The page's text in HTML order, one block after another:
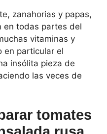
zanahorias y papas,
en todas partes del
vitaminas y
en particular el
insólita pieza de
las veces de
tomates